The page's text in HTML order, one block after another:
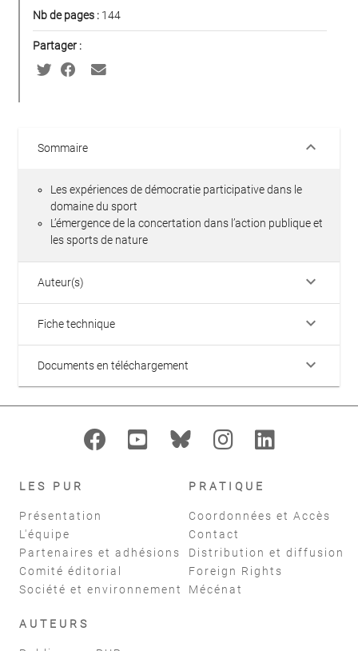
Nb de pages : 144
Partager :
Sommaire keyboard_arrow_down
Les expériences de démocratie participative dans le
domaine du sport
L’émergence de la concertation dans l’action publique et
les sports de nature
Auteur(s) keyboard_arrow_down
Fiche technique keyboard_arrow_down
Documents en téléchargement keyboard_arrow_down
LES PUR
Présentation
L'équipe
Partenaires et adhésions
Comité éditorial
Société et environnement
PRATIQUE
Coordonnées et Accès
Contact
Distribution et diffusion
Foreign Rights
Mécénat
AUTEURS